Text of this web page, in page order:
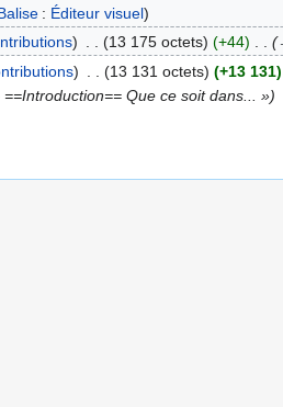
: Éditeur visuel
13 175 octets +44
13 131 octets +13 131
==Introduction== Que ce soit dans... »